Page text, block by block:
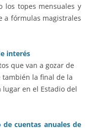
los topes mensuales y
a fórmulas magistrales
interés
que van a gozar de
también la final de la
lugar en el Estadio del
cuentas anuales de